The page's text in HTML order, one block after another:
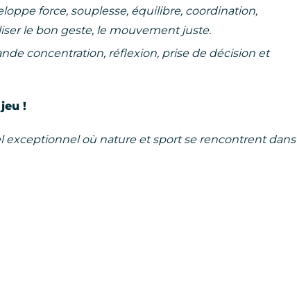
force, souplesse, équilibre, coordination,
le bon geste, le mouvement juste.
concentration, réflexion, prise de décision et
!
exceptionnel où nature et sport se rencontrent dans